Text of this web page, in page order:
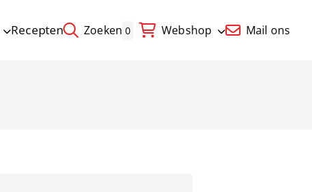
Recepten Zoeken 0 Webshop Mail ons